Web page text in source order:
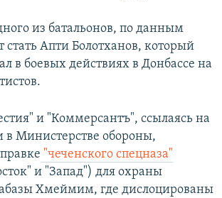
из батальонов, по данным
Апти Болотханов, который
в боевых действиях в Донбассе на
и "Коммерсантъ", ссылаясь на
в Министерстве обороны,
"чеченского спецназа"
и "Запад") для охраны
Хмеймим, где дислоцированы